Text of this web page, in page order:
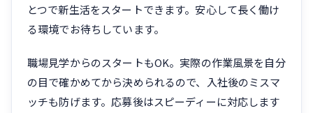
とつで新生活をスタートできます。安心して長く働け
る環境でお待ちしています。
職場見学からのスタートもOK。実際の作業風景を自分
の目で確かめてから決められるので、入社後のミスマ
ッチも防げます。応募後はスピーディーに対応します